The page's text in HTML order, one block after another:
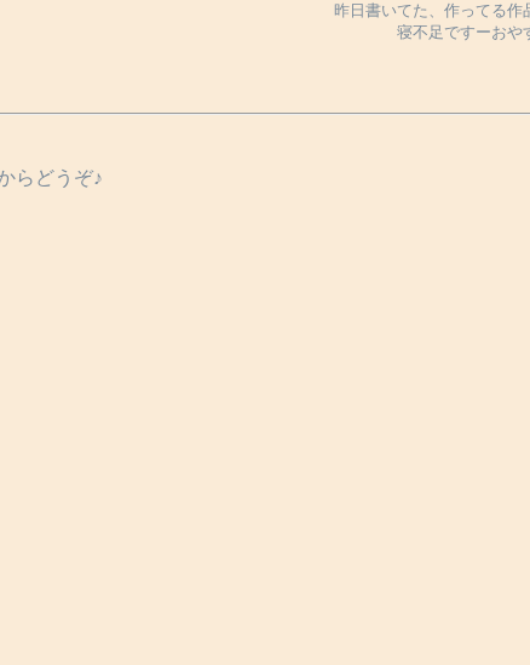
昨日書いてた、作ってる
寝不足ですーおや
らどうぞ♪